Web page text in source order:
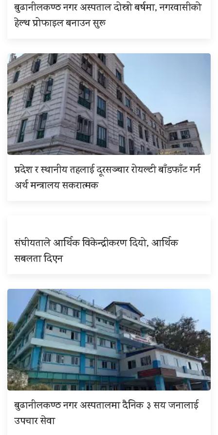
बुढानीलकण्ठ नगर अस्पताल दोस्रो बर्षमा, नगरवासीको
हेल्थ प्रोफाइल बनाउन सुरू
प्रदेश र स्थानीय तहलाई दूरसञ्चार रोयल्टी बाँडफाँट गर्न
अर्थ मन्त्रालय सकरात्मक
संघीयताले आर्थिक विकेन्द्रीकरण दियो, आर्थिक
सबलता दिएन
बुढानीलकण्ठ नगर अस्पतालमा दैनिक ३ सय जनालाई
उपचार सेवा